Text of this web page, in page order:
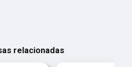
relacionadas